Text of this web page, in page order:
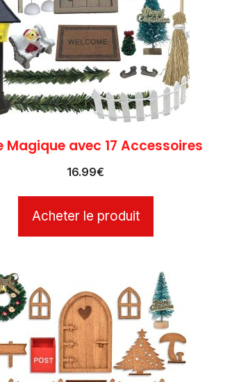
Magique avec 17 Accessoires
16.99€
Acheter le produit